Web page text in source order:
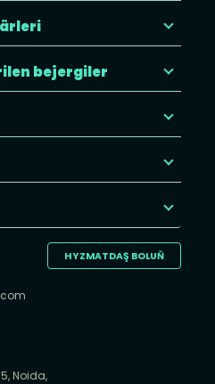
bejergiler
HYZMATDAŞ BOLUŇ
Noida,